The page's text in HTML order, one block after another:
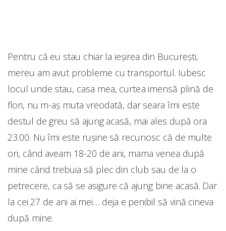
Pentru că eu stau chiar la ieșirea din București,
mereu am avut probleme cu transportul. Iubesc
locul unde stau, casa mea, curtea imensă plină de
flori, nu m-aș muta vreodată, dar seara îmi este
destul de greu să ajung acasă, mai ales după ora
23.00. Nu îmi este rușine să recunosc că de multe
ori, când aveam 18-20 de ani, mama venea după
mine când trebuia să plec din club sau de la o
petrecere, ca să se asigure că ajung bine acasă. Dar
la cei 27 de ani ai mei… deja e penibil să vină cineva
după mine.